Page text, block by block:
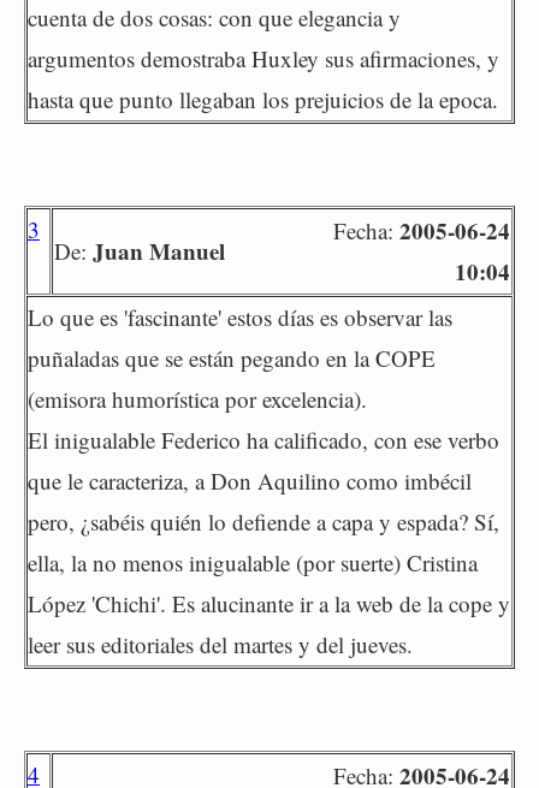
cuenta de dos cosas: con que elegancia y
argumentos demostraba Huxley sus afirmaciones, y
hasta que punto llegaban los prejuicios de la epoca.
3
De: Juan Manuel
Fecha: 2005-06-24
10:04
Lo que es 'fascinante' estos días es observar las
puñaladas que se están pegando en la COPE
(emisora humorística por excelencia).
El inigualable Federico ha calificado, con ese verbo
que le caracteriza, a Don Aquilino como imbécil
pero, ¿sabéis quién lo defiende a capa y espada? Sí,
ella, la no menos inigualable (por suerte) Cristina
López 'Chichi'. Es alucinante ir a la web de la cope y
leer sus editoriales del martes y del jueves.
4 Fecha: 2005-06-24